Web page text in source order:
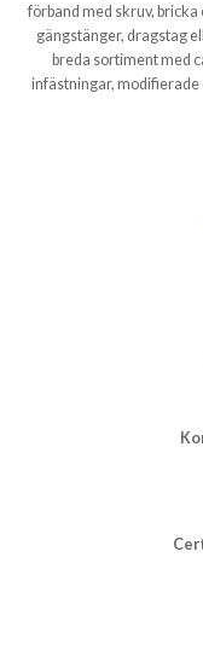
förband med skruv,
gängstänger, dragstag
breda sortiment med
infästningar, modifierade